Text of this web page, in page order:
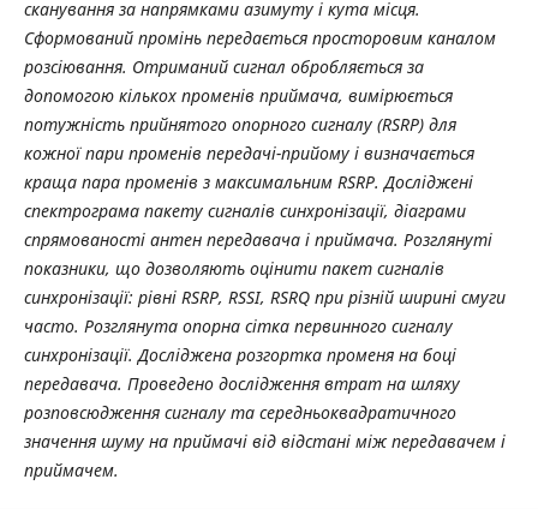
сканування за напрямками азимуту і кута місця.
Сформований промінь передається просторовим каналом
розсіювання. Отриманий сигнал обробляється за
допомогою кількох променів приймача, вимірюється
потужність прийнятого опорного сигналу (RSRP) для
кожної пари променів передачі-прийому і визначається
краща пара променів з максимальним RSRP. Досліджені
спектрограма пакету сигналів синхронізації, діаграми
спрямованості антен передавача і приймача. Розглянуті
показники, що дозволяють оцінити пакет сигналів
синхронізації: рівні RSRP, RSSI, RSRQ при різній ширині смуги
часто. Розглянута опорна сітка первинного сигналу
синхронізації. Досліджена розгортка променя на боці
передавача. Проведено дослідження втрат на шляху
розповсюдження сигналу та середньоквадратичного
значення шуму на приймачі від відстані між передавачем і
приймачем.